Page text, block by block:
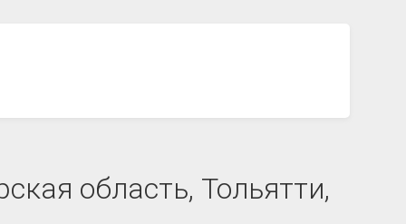
область, Тольятти,